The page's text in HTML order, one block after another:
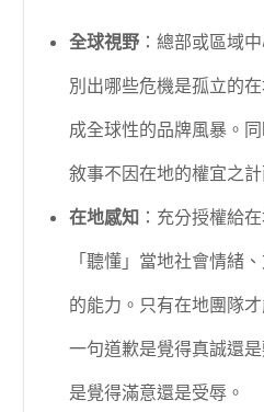
全球視野 ：總部或區域
別出哪些危機是孤立的
成全球性的品牌風暴。
敘事不因在地的權宜之
在地感知 ：充分授權給
「聽懂」當地社會情緒
的能力。只有在地團隊
一句道歉是覺得真誠還
是覺得滿意還是受辱。